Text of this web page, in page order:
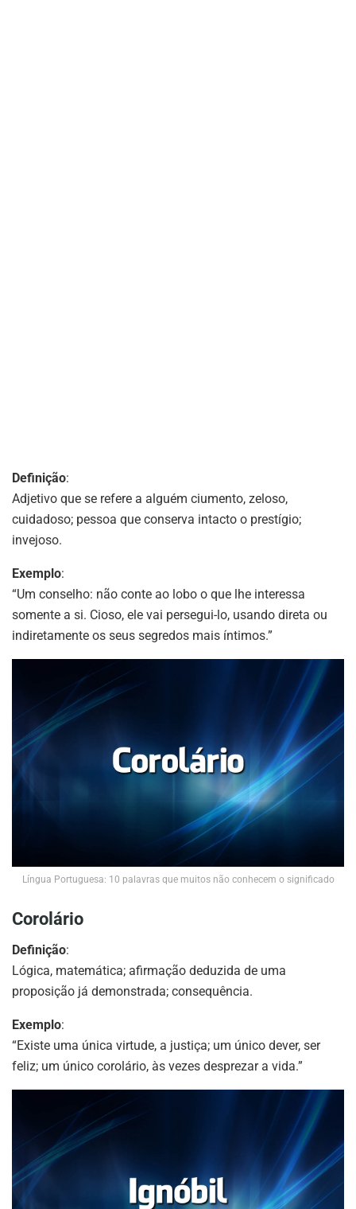
Definição:
Adjetivo que se refere a alguém ciumento, zeloso,
cuidadoso; pessoa que conserva intacto o prestígio;
invejoso.
Exemplo:
“Um conselho: não conte ao lobo o que lhe interessa
somente a si. Cioso, ele vai persegui-lo, usando direta ou
indiretamente os seus segredos mais íntimos.”
Língua Portuguesa: 10 palavras que muitos não conhecem o significado
Corolário
Definição:
Lógica, matemática; afirmação deduzida de uma
proposição já demonstrada; consequência.
Exemplo:
“Existe uma única virtude, a justiça; um único dever, ser
feliz; um único corolário, às vezes desprezar a vida.”